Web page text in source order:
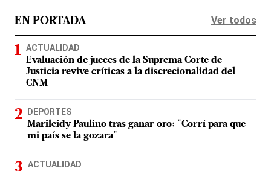
EN PORTADA Ver todos
ACTUALIDAD
Evaluación de jueces de la Suprema Corte de
Justicia revive críticas a la discrecionalidad del
CNM
DEPORTES
Marileidy Paulino tras ganar oro: "Corrí para que
mi país se la gozara"
ACTUALIDAD